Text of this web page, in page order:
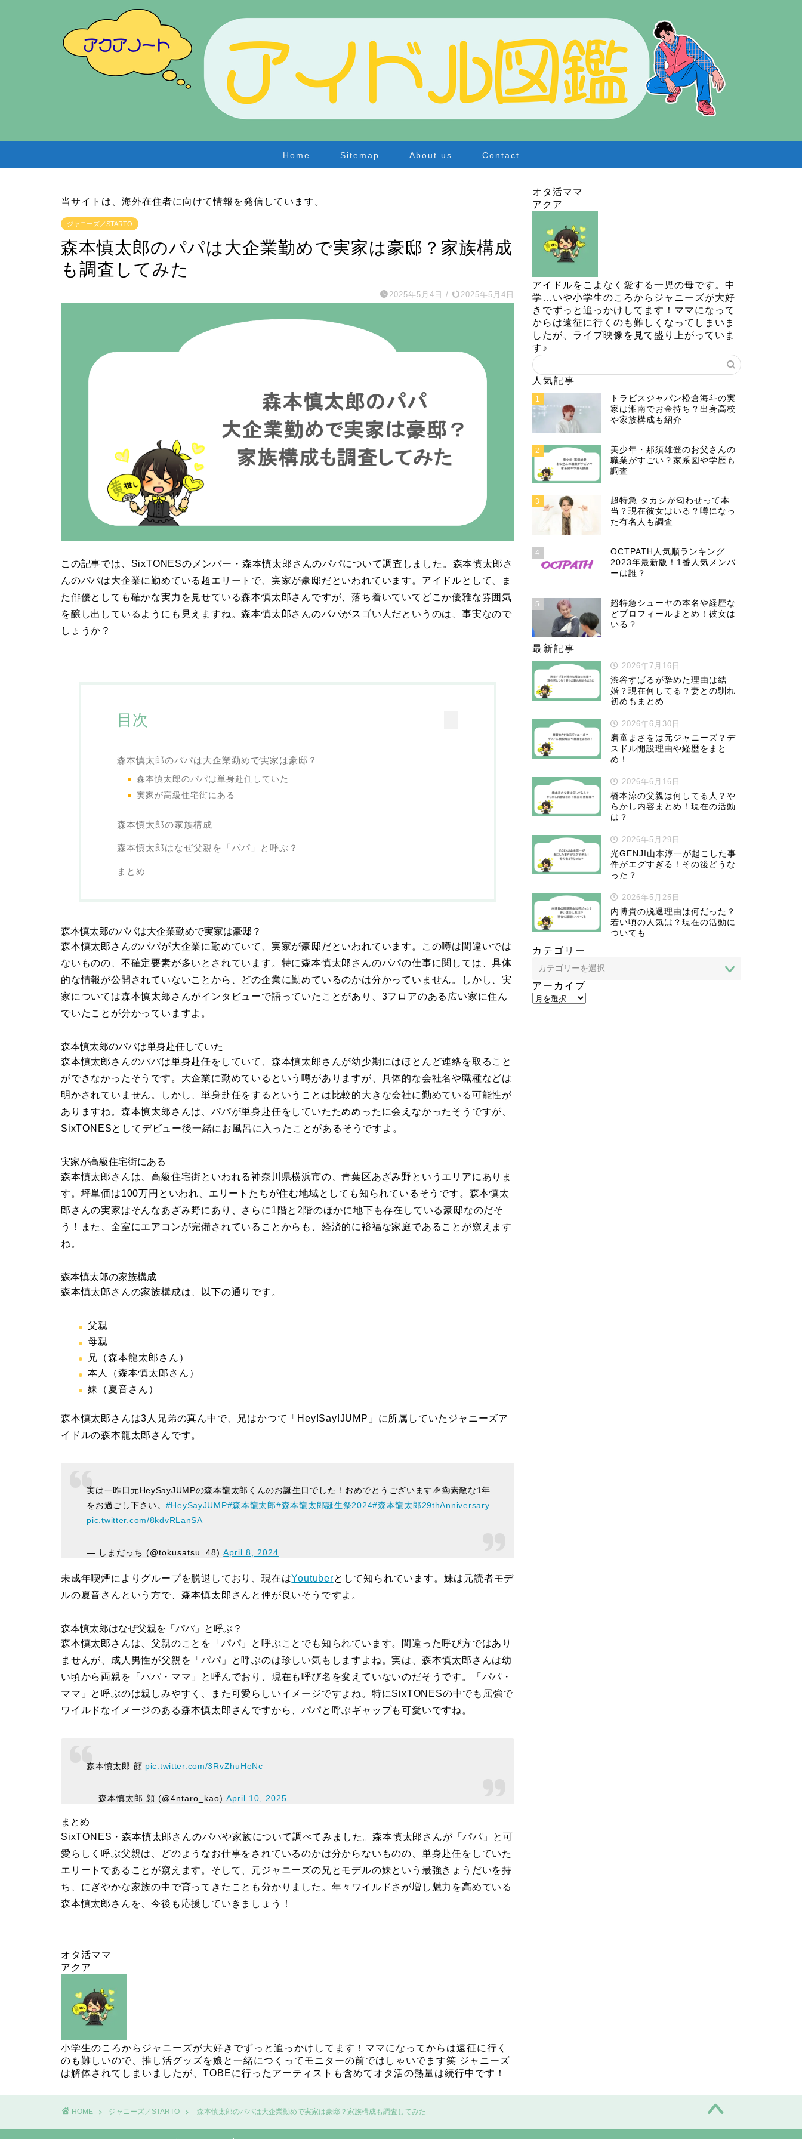
Home Sitemap About us Contact
当サイトは、海外在住者に向けて情報を発信しています。
ジャニーズ／STARTO
森本慎太郎のパパは大企業勤めで実家は豪邸？家族構成
も調査してみた
2025年5月4日 / 2025年5月4日
この記事では、SixTONESのメンバー・森本慎太郎さんのパパについて調査しました。森本慎太郎さ
んのパパは大企業に勤めている超エリートで、実家が豪邸だといわれています。アイドルとして、ま
た俳優としても確かな実力を見せている森本慎太郎さんですが、落ち着いていてどこか優雅な雰囲気
を醸し出しているようにも見えますね。森本慎太郎さんのパパがスゴい人だというのは、事実なので
しょうか？
目次
森本慎太郎のパパは大企業勤めで実家は豪邸？
森本慎太郎のパパは単身赴任していた
実家が高級住宅街にある
森本慎太郎の家族構成
森本慎太郎はなぜ父親を「パパ」と呼ぶ？
まとめ
森本慎太郎のパパは大企業勤めで実家は豪邸？
森本慎太郎さんのパパが大企業に勤めていて、実家が豪邸だといわれています。この噂は間違いでは
ないものの、不確定要素が多いとされています。特に森本慎太郎さんのパパの仕事に関しては、具体
的な情報が公開されていないことから、どの企業に勤めているのかは分かっていません。しかし、実
家については森本慎太郎さんがインタビューで語っていたことがあり、3フロアのある広い家に住ん
でいたことが分かっていますよ。
森本慎太郎のパパは単身赴任していた
森本慎太郎さんのパパは単身赴任をしていて、森本慎太郎さんが幼少期にはほとんど連絡を取ること
ができなかったそうです。大企業に勤めているという噂がありますが、具体的な会社名や職種などは
明かされていません。しかし、単身赴任をするということは比較的大きな会社に勤めている可能性が
ありますね。森本慎太郎さんは、パパが単身赴任をしていたためめったに会えなかったそうですが、
SixTONESとしてデビュー後一緒にお風呂に入ったことがあるそうですよ。
実家が高級住宅街にある
森本慎太郎さんは、高級住宅街といわれる神奈川県横浜市の、青葉区あざみ野というエリアにありま
す。坪単価は100万円といわれ、エリートたちが住む地域としても知られているそうです。森本慎太
郎さんの実家はそんなあざみ野にあり、さらに1階と2階のほかに地下も存在している豪邸なのだそ
う！また、全室にエアコンが完備されていることからも、経済的に裕福な家庭であることが窺えます
ね。
森本慎太郎の家族構成
森本慎太郎さんの家族構成は、以下の通りです。
父親
母親
兄（森本龍太郎さん）
本人（森本慎太郎さん）
妹（夏音さん）
森本慎太郎さんは3人兄弟の真ん中で、兄はかつて「Hey!Say!JUMP」に所属していたジャニーズア
イドルの森本龍太郎さんです。
実は一昨日元HeySayJUMPの森本龍太郎くんのお誕生日でした！おめでとうございます🎉🎂素敵な1年
をお過ごし下さい。 #HeySayJUMP#森本龍太郎#森本龍太郎誕生祭2024#森本龍太郎29thAnniversary
pic.twitter.com/8kdvRLanSA
— しまだっち (@tokusatsu_48)April 8, 2024
未成年喫煙によりグループを脱退しており、現在はYoutuberとして知られています。妹は元読者モデ
ルの夏音さんという方で、森本慎太郎さんと仲が良いそうですよ。
森本慎太郎はなぜ父親を「パパ」と呼ぶ？
森本慎太郎さんは、父親のことを「パパ」と呼ぶことでも知られています。間違った呼び方ではあり
ませんが、成人男性が父親を「パパ」と呼ぶのは珍しい気もしますよね。実は、森本慎太郎さんは幼
い頃から両親を「パパ・ママ」と呼んでおり、現在も呼び名を変えていないのだそうです。「パパ・
ママ」と呼ぶのは親しみやすく、また可愛らしいイメージですよね。特にSixTONESの中でも屈強で
ワイルドなイメージのある森本慎太郎さんですから、パパと呼ぶギャップも可愛いですね。
森本慎太郎 顔 pic.twitter.com/3RvZhuHeNc
— 森本慎太郎 顔 (@4ntaro_kao)April 10, 2025
まとめ
SixTONES・森本慎太郎さんのパパや家族について調べてみました。森本慎太郎さんが「パパ」と可
愛らしく呼ぶ父親は、どのようなお仕事をされているのかは分からないものの、単身赴任をしていた
エリートであることが窺えます。そして、元ジャニーズの兄とモデルの妹という最強きょうだいを持
ち、にぎやかな家族の中で育ってきたことも分かりました。年々ワイルドさが増し魅力を高めている
森本慎太郎さんを、今後も応援していきましょう！
オタ活ママ
アクア
小学生のころからジャニーズが大好きでずっと追っかけしてます！ママになってからは遠征に行く
のも難しいので、推し活グッズを娘と一緒につくってモニターの前ではしゃいでます笑 ジャニーズ
は解体されてしまいましたが、TOBEに行ったアーティストも含めてオタ活の熱量は続行中です！
オタ活ママ
アクア
アイドルをこよなく愛する一児の母です。中
学…いや小学生のころからジャニーズが大好
きでずっと追っかけしてます！ママになって
からは遠征に行くのも難しくなってしまいま
したが、ライブ映像を見て盛り上がっていま
す♪
人気記事
1
トラビスジャパン松倉海斗の実
家は湘南でお金持ち？出身高校
や家族構成も紹介
2
美少年・那須雄登のお父さんの
職業がすごい？家系図や学歴も
調査
3
超特急 タカシが匂わせって本
当？現在彼女はいる？噂になっ
た有名人も調査
4
OCTPATH人気順ランキング
2023年最新版！1番人気メンバ
ーは誰？
5
超特急シューヤの本名や経歴な
どプロフィールまとめ！彼女は
いる？
最新記事
2026年7月16日
渋谷すばるが辞めた理由は結
婚？現在何してる？妻との馴れ
初めもまとめ
2026年6月30日
磨童まさをは元ジャニーズ？デ
スドル開設理由や経歴をまと
め！
2026年6月16日
橋本涼の父親は何してる人？や
らかし内容まとめ！現在の活動
は？
2026年5月29日
光GENJI山本淳一が起こした事
件がエグすぎる！その後どうな
った？
2026年5月25日
内博貴の脱退理由は何だった？
若い頃の人気は？現在の活動に
ついても
カテゴリー
アーカイブ
HOME ジャニーズ／STARTO 森本慎太郎のパパは大企業勤めで実家は豪邸？家族構成も調査してみた